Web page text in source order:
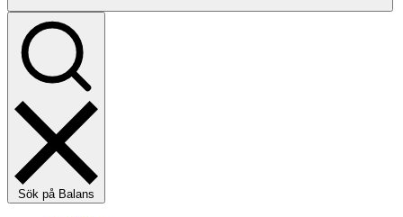
Sök på Balans